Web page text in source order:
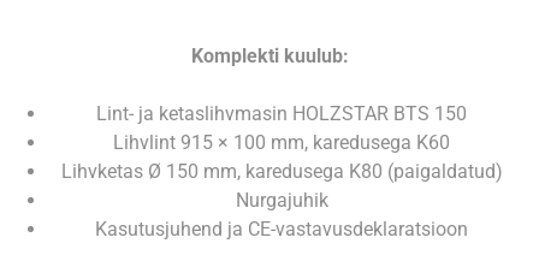
Komplekti kuulub:
Lint‑ ja ketaslihvmasin HOLZSTAR BTS 150
Lihvlint 915 × 100 mm, karedusega K60
Lihvketas Ø 150 mm, karedusega K80 (paigaldatud)
Nurgajuhik
Kasutusjuhend ja CE‑vastavusdeklaratsioon